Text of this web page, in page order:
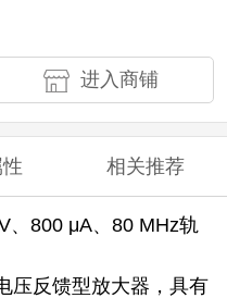
进入商铺
相关推荐
μA、80 MHz轨
压反馈型放大器，具有